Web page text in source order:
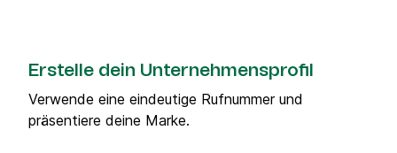
Erstelle dein Unternehmensprofil
Verwende eine eindeutige Rufnummer und
präsentiere deine Marke.